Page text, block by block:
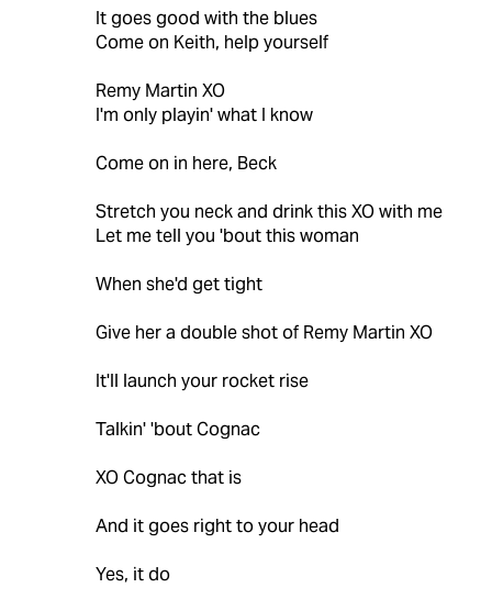
It goes good with the blues
Come on Keith, help yourself
Remy Martin XO
I'm only playin' what I know
Come on in here, Beck
Stretch you neck and drink this XO with me
Let me tell you 'bout this woman
When she'd get tight
Give her a double shot of Remy Martin XO
It'll launch your rocket rise
Talkin' 'bout Cognac
XO Cognac that is
And it goes right to your head
Yes, it do